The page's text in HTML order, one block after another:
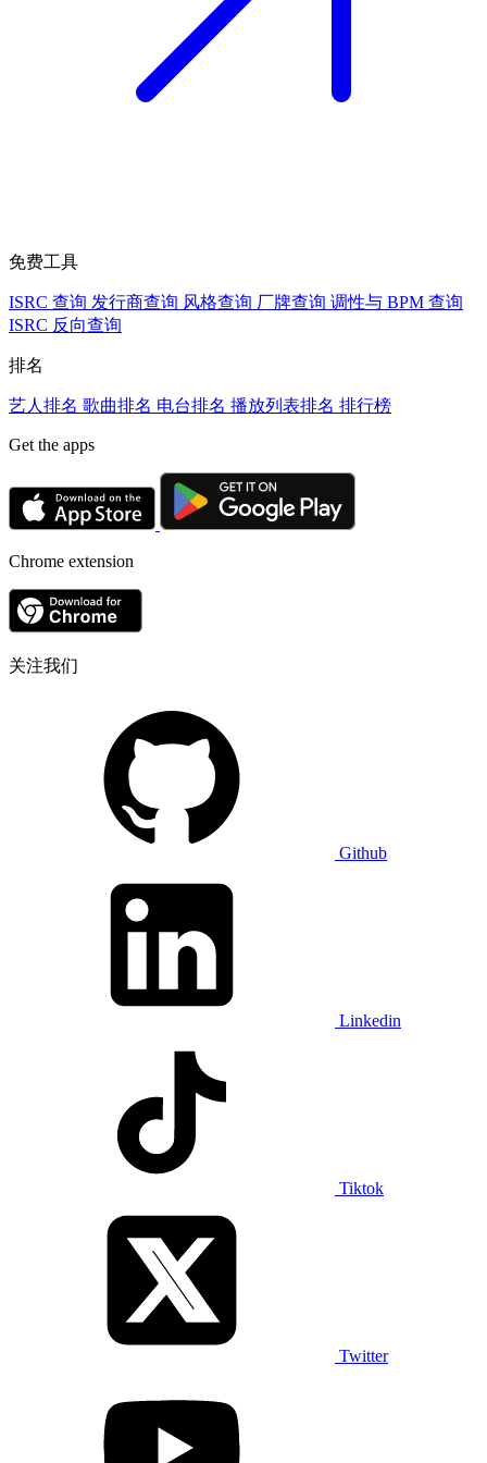
免费工具
ISRC 查询 发行商查询 风格查询 厂牌查询 调性与 BPM 查询
ISRC 反向查询
排名
艺人排名 歌曲排名 电台排名 播放列表排名 排行榜
Get the apps
Chrome extension
关注我们
Github
Linkedin
Tiktok
Twitter